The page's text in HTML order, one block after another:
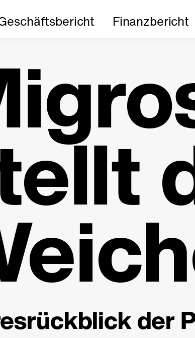
Finanzbericht
der